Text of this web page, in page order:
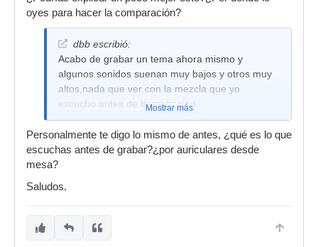
oyes para hacer la comparación?
dbb escribió:
Acabo de grabar un tema ahora mismo y
algunos sonidos suenan muy bajos y otros muy
altos,nada que ver con la mezcla que yo
escucho antes de la grabación.
Mostrar más
Personalmente te digo lo mismo de antes, ¿qué es lo que
escuchas antes de grabar?¿por auriculares desde
mesa?
Saludos.